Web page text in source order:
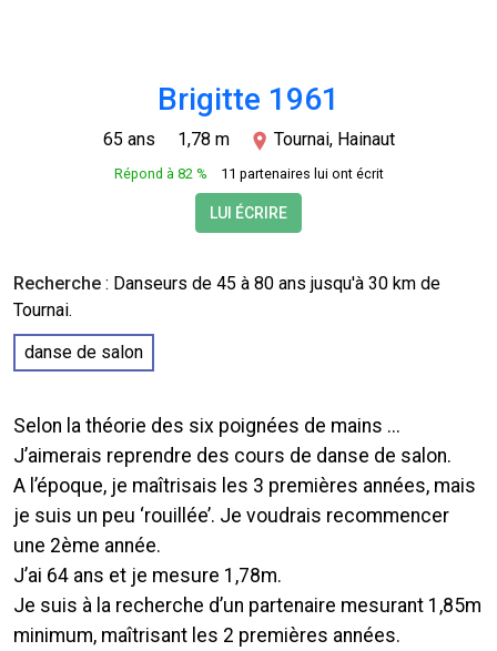
Brigitte 1961
65 ans 1,78 m Tournai, Hainaut
Répond à 82 % 11 partenaires lui ont écrit
LUI ÉCRIRE
Recherche : Danseurs de 45 à 80 ans jusqu'à 30 km de
Tournai.
danse de salon
Selon la théorie des six poignées de mains ...
J’aimerais reprendre des cours de danse de salon.
A l’époque, je maîtrisais les 3 premières années, mais
je suis un peu ‘rouillée’. Je voudrais recommencer
une 2ème année.
J’ai 64 ans et je mesure 1,78m.
Je suis à la recherche d’un partenaire mesurant 1,85m
minimum, maîtrisant les 2 premières années.